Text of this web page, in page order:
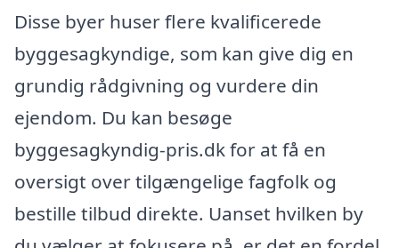
Disse byer huser flere kvalificerede
byggesagkyndige, som kan give dig en
grundig rådgivning og vurdere din
ejendom. Du kan besøge
byggesagkyndig-pris.dk for at få en
oversigt over tilgængelige fagfolk og
bestille tilbud direkte. Uanset hvilken by